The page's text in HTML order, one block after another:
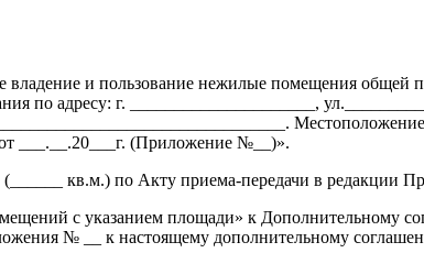
владение и пользование нежилые помещения
по адресу: г. _____________________,
___.__.20___г. (Приложение №__)».
кв.м.) по Акту приема-передачи в редакции
с указанием площади» к Дополнительному
№ __ к настоящему дополнительному